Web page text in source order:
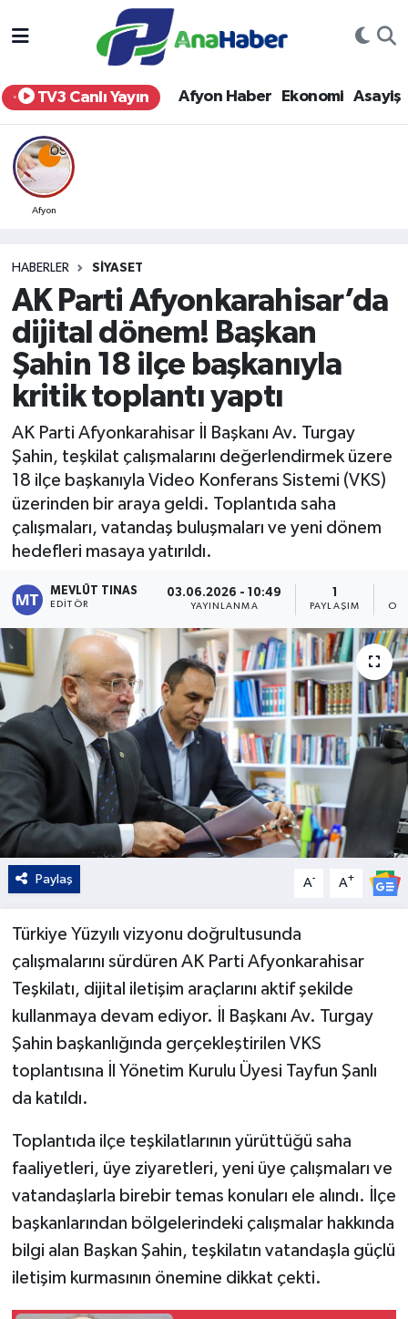
TV3 Canlı Yayın Afyon Haber Ekonomi Asayiş
Afyon
HABERLER SIYASET
AK Parti Afyonkarahisar’da
dijital dönem! Başkan
Şahin 18 ilçe başkanıyla
kritik toplantı yaptı
AK Parti Afyonkarahisar İl Başkanı Av. Turgay
Şahin, teşkilat çalışmalarını değerlendirmek üzere
18 ilçe başkanıyla Video Konferans Sistemi (VKS)
üzerinden bir araya geldi. Toplantıda saha
çalışmaları, vatandaş buluşmaları ve yeni dönem
hedefleri masaya yatırıldı.
MEVLÜT TINAS
EDITÖR
03.06.2026 - 10:49
YAYINLANMA PAYLAŞIM
Paylaş A- A+
Türkiye Yüzyılı vizyonu doğrultusunda
çalışmalarını sürdüren AK Parti Afyonkarahisar
Teşkilatı, dijital iletişim araçlarını aktif şekilde
kullanmaya devam ediyor. İl Başkanı Av. Turgay
Şahin başkanlığında gerçekleştirilen VKS
toplantısına İl Yönetim Kurulu Üyesi Tayfun Şanlı
da katıldı.
Toplantıda ilçe teşkilatlarının yürüttüğü saha
faaliyetleri, üye ziyaretleri, yeni üye çalışmaları ve
vatandaşlarla birebir temas konuları ele alındı. İlçe
başkanlarından bölgelerindeki çalışmalar hakkında
bilgi alan Başkan Şahin, teşkilatın vatandaşla güçlü
iletişim kurmasının önemine dikkat çekti.
Yurt Haber
Afyon Haber
Ekonomi
Siyaset
Eğitim
Sağlık
Teknoloji
Kültür - Sanat
Yaşam
Afyonkarahisar Nöbetçi Eczaneler
Afyonkarahisar Hava Durumu
Afyonkarahisar Namaz Vakitleri
Afyonkarahisar Trafik Yoğunluk Haritası
Tüm Manşetler
Son Dakika Haberleri
Haber Arşivi